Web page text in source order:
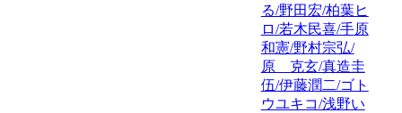
る/野田宏/柏葉ヒ
ロ/若木民喜/手原
和憲/野村宗弘/
原 克玄/真造圭
伍/伊藤潤二/ゴト
ウユキコ/浅野い